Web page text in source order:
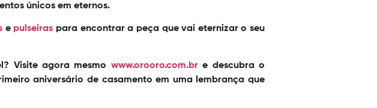
únicos em eternos.
e pulseiras para encontrar a peça que vai eternizar o seu
Visite agora mesmo www.orooro.com.bre descubra o
aniversário de casamento em uma lembrança que